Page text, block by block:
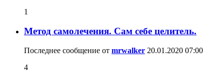
1
Метод самолечения. Сам себе целитель.
Последнее сообщение от mrwalker 20.01.2020 07:00
4